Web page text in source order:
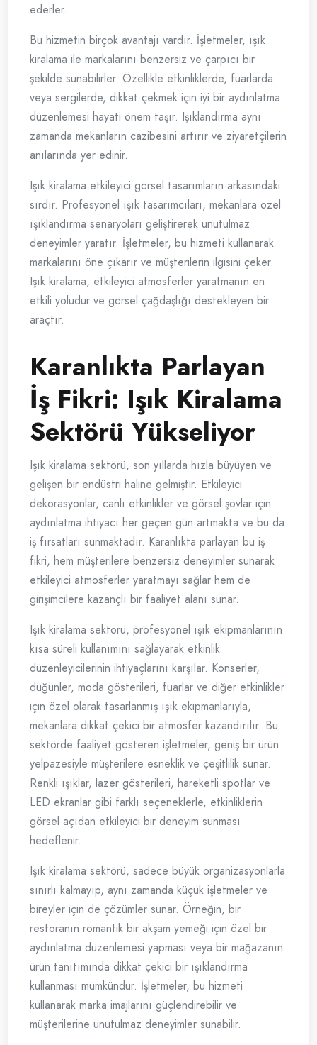
ederler.
Bu hizmetin birçok avantajı vardır. İşletmeler, ışık
kiralama ile markalarını benzersiz ve çarpıcı bir
şekilde sunabilirler. Özellikle etkinliklerde, fuarlarda
veya sergilerde, dikkat çekmek için iyi bir aydınlatma
düzenlemesi hayati önem taşır. Işıklandırma aynı
zamanda mekanların cazibesini artırır ve ziyaretçilerin
anılarında yer edinir.
Işık kiralama etkileyici görsel tasarımların arkasındaki
sırdır. Profesyonel ışık tasarımcıları, mekanlara özel
ışıklandırma senaryoları geliştirerek unutulmaz
deneyimler yaratır. İşletmeler, bu hizmeti kullanarak
markalarını öne çıkarır ve müşterilerin ilgisini çeker.
Işık kiralama, etkileyici atmosferler yaratmanın en
etkili yoludur ve görsel çağdaşlığı destekleyen bir
araçtır.
Karanlıkta Parlayan
İş Fikri: Işık Kiralama
Sektörü Yükseliyor
Işık kiralama sektörü, son yıllarda hızla büyüyen ve
gelişen bir endüstri haline gelmiştir. Etkileyici
dekorasyonlar, canlı etkinlikler ve görsel şovlar için
aydınlatma ihtiyacı her geçen gün artmakta ve bu da
iş fırsatları sunmaktadır. Karanlıkta parlayan bu iş
fikri, hem müşterilere benzersiz deneyimler sunarak
etkileyici atmosferler yaratmayı sağlar hem de
girişimcilere kazançlı bir faaliyet alanı sunar.
Işık kiralama sektörü, profesyonel ışık ekipmanlarının
kısa süreli kullanımını sağlayarak etkinlik
düzenleyicilerinin ihtiyaçlarını karşılar. Konserler,
düğünler, moda gösterileri, fuarlar ve diğer etkinlikler
için özel olarak tasarlanmış ışık ekipmanlarıyla,
mekanlara dikkat çekici bir atmosfer kazandırılır. Bu
sektörde faaliyet gösteren işletmeler, geniş bir ürün
yelpazesiyle müşterilere esneklik ve çeşitlilik sunar.
Renkli ışıklar, lazer gösterileri, hareketli spotlar ve
LED ekranlar gibi farklı seçeneklerle, etkinliklerin
görsel açıdan etkileyici bir deneyim sunması
hedeflenir.
Işık kiralama sektörü, sadece büyük organizasyonlarla
sınırlı kalmayıp, aynı zamanda küçük işletmeler ve
bireyler için de çözümler sunar. Örneğin, bir
restoranın romantik bir akşam yemeği için özel bir
aydınlatma düzenlemesi yapması veya bir mağazanın
ürün tanıtımında dikkat çekici bir ışıklandırma
kullanması mümkündür. İşletmeler, bu hizmeti
kullanarak marka imajlarını güçlendirebilir ve
müşterilerine unutulmaz deneyimler sunabilir.